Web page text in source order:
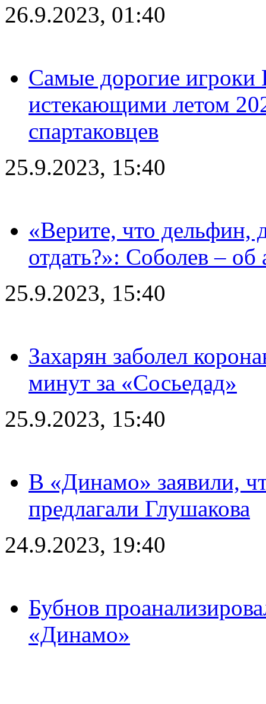
26.9.2023, 01:40
Самые дорогие игроки
истекающими летом
спартаковцев
25.9.2023, 15:40
«Верите, что дельфин,
отдать?»: Соболев – об
25.9.2023, 15:40
Захарян заболел
минут за «Сосьедад»
25.9.2023, 15:40
В «Динамо» заявили,
предлагали Глушакова
24.9.2023, 19:40
Бубнов
«Динамо»